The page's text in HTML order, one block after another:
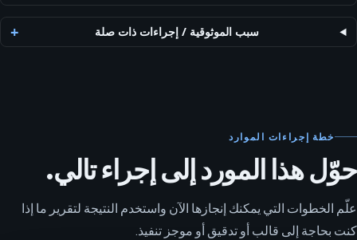
سبب الموثوقية /إجراءات ذات صلة
خطة إجراءات الموارد
حوّل هذا المورد إلى إجراء تالي.
علّم الخطوات التي يمكنك إنجازها الآن واستخدم النتيجة لتقرير ما إذا
كنت بحاجة إلى قالب أو تدقيق أو موجز تنفيذ.